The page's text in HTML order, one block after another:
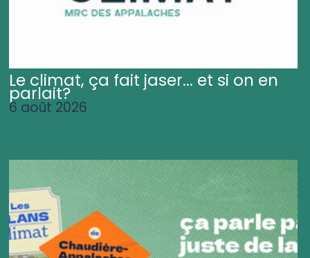
Le climat, ça fait jaser... et si on en
parlait?
6 août 2026